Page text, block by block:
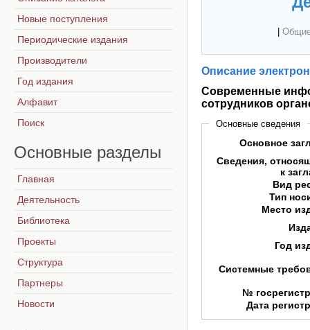
Описание
Современные
сотрудников
Основные сведения
Основное
Сведения,
к
Вид
Тип
Место
Год
Системные
№
Дата
Новые поступления
Периодические издания
Производители
Год издания
Алфавит
Поиск
Основные разделы
Главная
Деятельность
Библиотека
Проекты
Структура
Партнеры
Новости